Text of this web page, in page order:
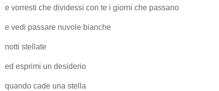
e vorresti che dividessi con te i giorni che passano
e vedi passare nuvole bianche
notti stellate
ed esprimi un desiderio
quando cade una stella